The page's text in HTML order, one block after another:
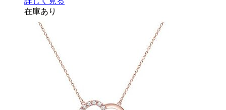
在庫あり